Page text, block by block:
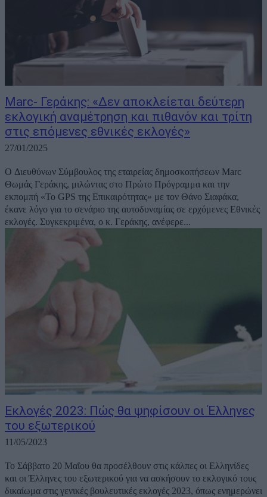
Marc- Γεράκης: «Δεν αποκλείεται δεύτερη
εκλογική αναμέτρηση και πιθανόν και τρίτη
στις επόμενες εθνικές εκλογές»
27/01/2025
Ο Διευθύνων Σύμβουλος της εταιρείας δημοσκοπήσεων Marc
Θωμάς Γεράκης, μιλώντας στο Πρώτο Πρόγραμμα και την
εκπομπή «Το GPS της Επικαιρότητας» με τον Θάνο Σιαφάκα,
έκανε λόγο για το σενάριο της αυτοδυναμίας σε ερχόμενες Εθνικές
εκλογές. Συγκεκριμένα, ο κ. Γεράκης, ανέφερε...
Εκλογές 2023: Πώς θα ψηφίσουν οι Έλληνες
του εξωτερικού
11/05/2023
Το Σάββατο 20 Μαΐου θα προσέλθουν στις κάλπες οι Ελληνίδες
και οι Έλληνες του εξωτερικού για να ασκήσουν το εκλογικό τους
δικαίωμα στις γενικές βουλευτικές εκλογές 2023, όπως ενημερώνει